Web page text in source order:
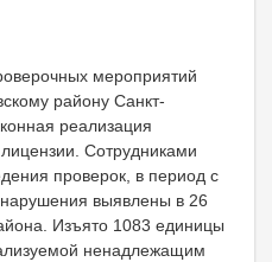
мероприятий
району Санкт-
реализация
Сотрудниками
проверок, в период с
выявлены в 26
Изъято 1083 единицы
ненадлежащим